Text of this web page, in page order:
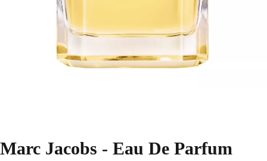
Marc Jacobs - Eau De Parfum